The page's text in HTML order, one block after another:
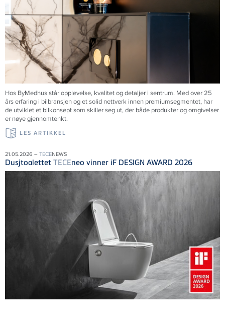
Hos ByMedhus står opplevelse, kvalitet og detaljer i sentrum. Med over 25
års erfaring i bilbransjen og et solid nettverk innen premiumsegmentet, har
de utviklet et bilkonsept som skiller seg ut, der både produkter og omgivelser
er nøye gjennomtenkt.
LES ARTIKKEL
21.05.2026 – TECENEWS
Dusjtoalettet TECEneo vinner iF DESIGN AWARD 2026